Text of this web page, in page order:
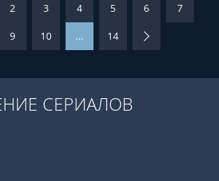
2 3 4 5 6 7
9 10 ... 14
СЕРИАЛОВ